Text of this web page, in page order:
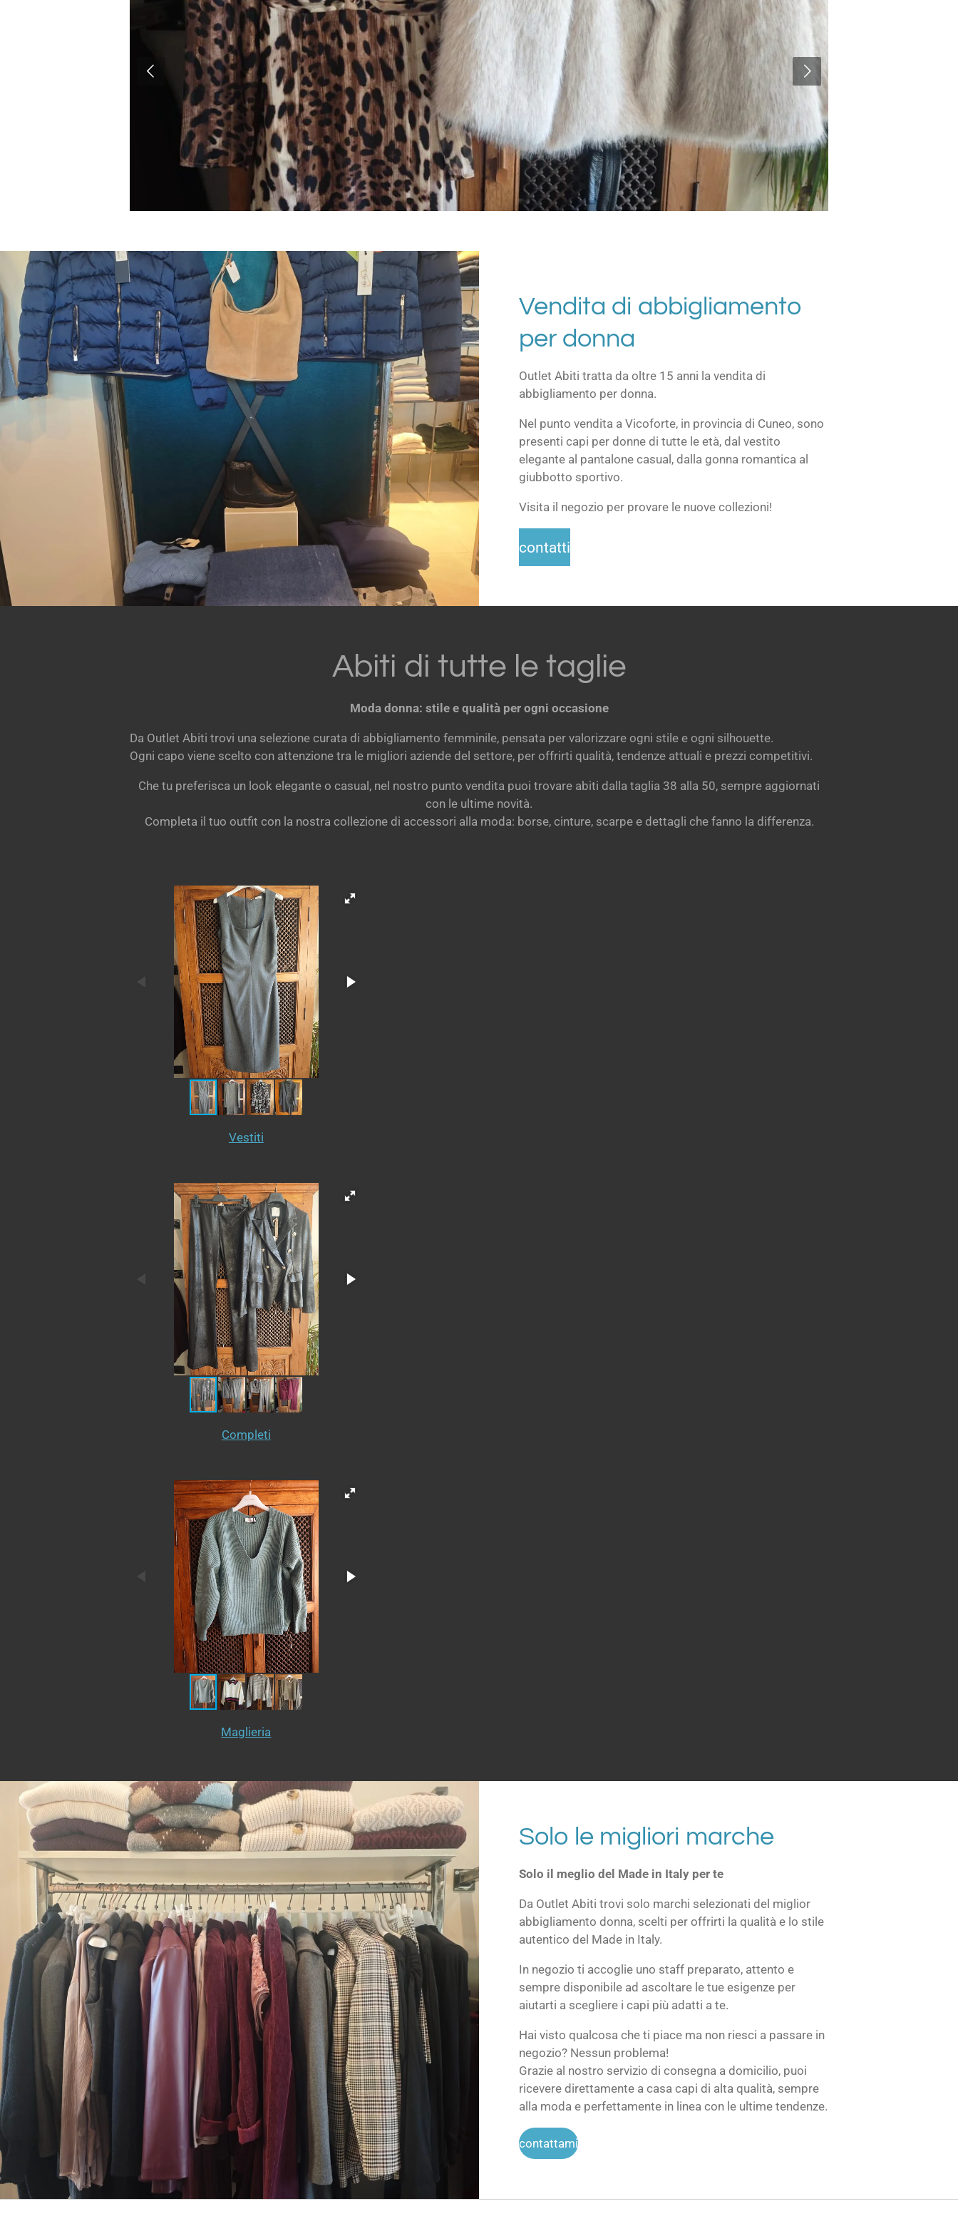
Vendita di abbigliamento
per donna
Outlet Abiti tratta da oltre 15 anni la vendita di
abbigliamento per donna.
Nel punto vendita a Vicoforte, in provincia di Cuneo, sono
presenti capi per donne di tutte le età, dal vestito
elegante al pantalone casual, dalla gonna romantica al
giubbotto sportivo.
Visita il negozio per provare le nuove collezioni!
contatti
Abiti di tutte le taglie
Moda donna: stile e qualità per ogni occasione
Da Outlet Abiti trovi una selezione curata di abbigliamento femminile, pensata per valorizzare ogni stile e ogni silhouette.
Ogni capo viene scelto con attenzione tra le migliori aziende del settore, per offrirti qualità, tendenze attuali e prezzi competitivi.
Che tu preferisca un look elegante o casual, nel nostro punto vendita puoi trovare abiti dalla taglia 38 alla 50, sempre aggiornati
con le ultime novità.
Completa il tuo outfit con la nostra collezione di accessori alla moda: borse, cinture, scarpe e dettagli che fanno la differenza.
Vestiti
Completi
Maglieria
Solo le migliori marche
Solo il meglio del Made in Italy per te
Da Outlet Abiti trovi solo marchi selezionati del miglior
abbigliamento donna, scelti per offrirti la qualità e lo stile
autentico del Made in Italy.
In negozio ti accoglie uno staff preparato, attento e
sempre disponibile ad ascoltare le tue esigenze per
aiutarti a scegliere i capi più adatti a te.
Hai visto qualcosa che ti piace ma non riesci a passare in
negozio? Nessun problema!
Grazie al nostro servizio di consegna a domicilio, puoi
ricevere direttamente a casa capi di alta qualità, sempre
alla moda e perfettamente in linea con le ultime tendenze.
contattami